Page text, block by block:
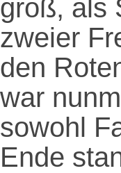
groß, als
zweier
den
war
sowohl
Ende